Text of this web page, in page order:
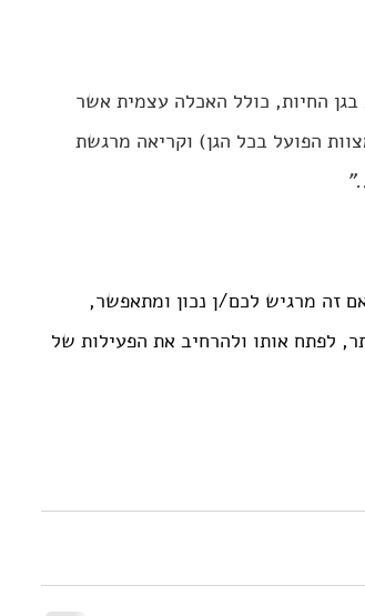
החיות, כולל האכלה עצמית אשר
הפועל בכל הגן) וקריאה מרגשת
זה מרגיש לכם/ן נכון ומתאפשר,
לפתח אותו ולהרחיב את הפעילות של